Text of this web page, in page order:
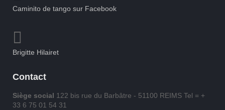
Caminito de tango sur Facebook
Brigitte Hilairet
Contact
Siège social 122 bis rue du Barbâtre - 51100 REIMS Tel = +
33 6 75 01 54 31